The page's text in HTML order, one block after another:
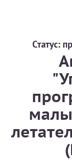
Статус: